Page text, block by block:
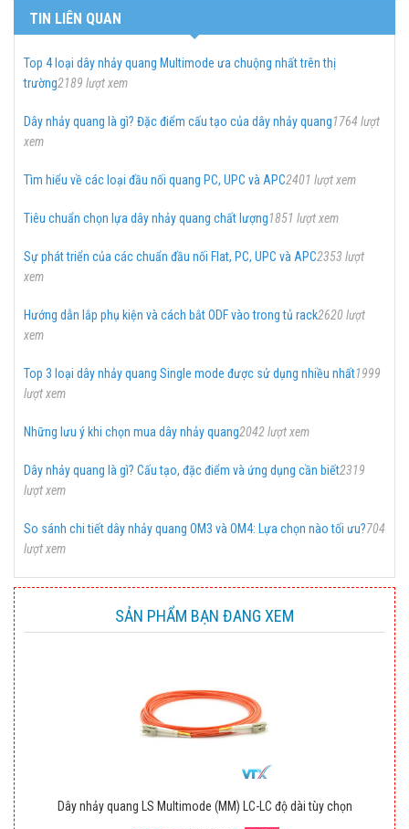
TIN LIÊN QUAN
Top 4 loại dây nhảy quang Multimode ưa chuộng nhất trên thị
trường2189 lượt xem
Dây nhảy quang là gì? Đặc điểm cấu tạo của dây nhảy quang1764 lượt
xem
Tìm hiểu về các loại đầu nối quang PC, UPC và APC2401 lượt xem
Tiêu chuẩn chọn lựa dây nhảy quang chất lượng1851 lượt xem
Sự phát triển của các chuẩn đầu nối Flat, PC, UPC và APC2353 lượt
xem
Hướng dẫn lắp phụ kiện và cách bắt ODF vào trong tủ rack2620 lượt
xem
Top 3 loại dây nhảy quang Single mode được sử dụng nhiều nhất1999
lượt xem
Những lưu ý khi chọn mua dây nhảy quang2042 lượt xem
Dây nhảy quang là gì? Cấu tạo, đặc điểm và ứng dụng cần biết2319
lượt xem
So sánh chi tiết dây nhảy quang OM3 và OM4: Lựa chọn nào tối ưu?704
lượt xem
SẢN PHẨM BẠN ĐANG XEM
Dây nhảy quang LS Multimode (MM) LC-LC độ dài tùy chọn